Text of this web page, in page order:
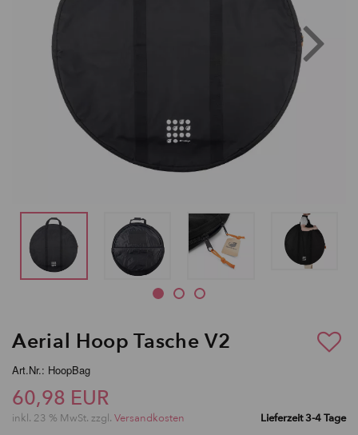
Aerial Hoop Tasche V2
Art.Nr.: HoopBag
60,98 EUR
inkl. 23 % MwSt. zzgl. Versandkosten Lieferzeit 3-4 Tage